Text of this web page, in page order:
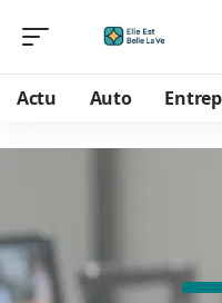
Actu Auto